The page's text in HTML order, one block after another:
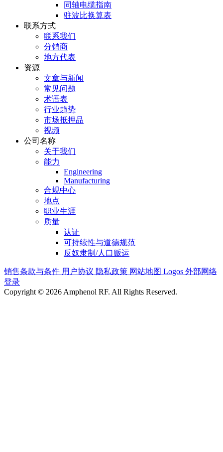
同轴电缆指南
驻波比换算表
联系方式
联系我们
分销商
地方代表
资源
文章与新闻
常见问题
术语表
行业趋势
市场抵押品
视频
公司名称
关于我们
能力
Engineering
Manufacturing
合规中心
地点
职业生涯
质量
认证
可持续性与道德规范
反奴隶制/人口贩运
销售条款与条件 用户协议 隐私政策 网站地图 Logos 外部网络
登录
Copyright © 2026 Amphenol RF. All Rights Reserved.